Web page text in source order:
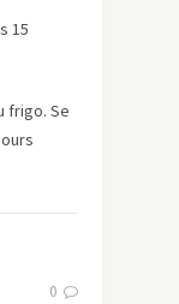
15
frigo. Se
0